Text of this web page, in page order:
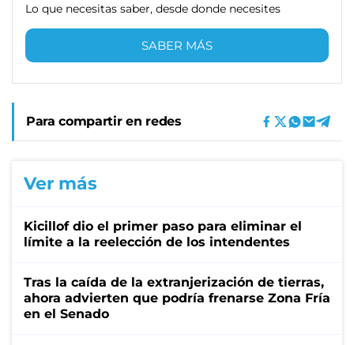
Lo que necesitas saber, desde donde necesites
SABER MÁS
Para compartir en redes
Ver más
Kicillof dio el primer paso para eliminar el
límite a la reelección de los intendentes
Tras la caída de la extranjerización de tierras,
ahora advierten que podría frenarse Zona Fría
en el Senado